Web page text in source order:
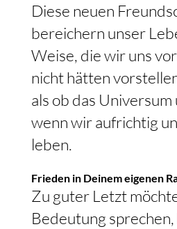
Diese neuen
bereichern unser
Weise, die wir uns
nicht hätten
als ob das Universum
wenn wir aufrichtig
leben.
Frieden in Deinem eigenen
Zu guter Letzt
Bedeutung